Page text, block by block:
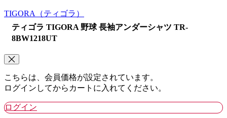
TIGORA
（ティゴラ）
ティゴラ TIGORA 野球 長袖アンダーシャツ TR-
8BW1218UT
こちらは、会員価格が設定されています。
ログインしてからカートに入れてください。
ログイン